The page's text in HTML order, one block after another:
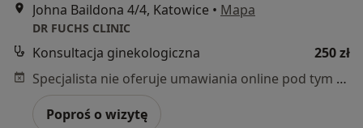
Johna Baildona 4/4, Katowice • Mapa
DR FUCHS CLINIC
Konsultacja ginekologiczna
250 zł
Specjalista nie oferuje umawiania online pod tym adresem.
Poproś o wizytę